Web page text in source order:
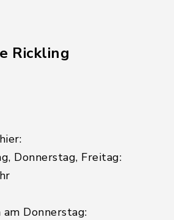
Rickling
Donnerstag, Freitag:
Donnerstag: